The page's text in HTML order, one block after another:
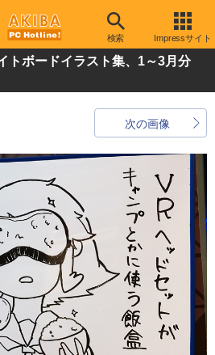
検索 Impressサイト
トボードイラスト集、1～3月分
次の画像